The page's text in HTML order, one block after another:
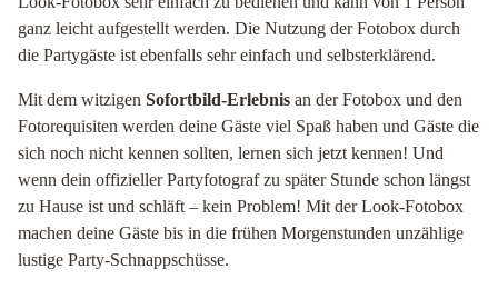
ganz leicht aufgestellt werden. Die Nutzung der Fotobox durch
die Partygäste ist ebenfalls sehr einfach und selbsterklärend.
Mit dem witzigen Sofortbild-Erlebnis an der Fotobox und den
Fotorequisiten werden deine Gäste viel Spaß haben und Gäste die
sich noch nicht kennen sollten, lernen sich jetzt kennen! Und
wenn dein offizieller Partyfotograf zu später Stunde schon längst
zu Hause ist und schläft – kein Problem! Mit der Look-Fotobox
machen deine Gäste bis in die frühen Morgenstunden unzählige
lustige Party-Schnappschüsse.